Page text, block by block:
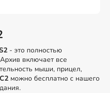
- это полностью
включает все
мыши, прицел,
можно бесплатно с нашего